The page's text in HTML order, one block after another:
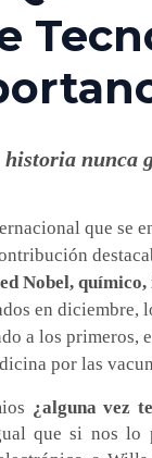
nunca
que se
Nobel,
en diciembre,
a los primeros,
por las
¿alguna vez
que si nos lo